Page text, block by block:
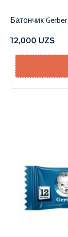
Батончик
12,000 UZS